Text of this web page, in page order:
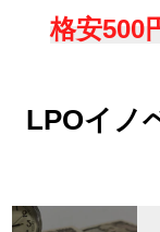
格安500
LPOイノ